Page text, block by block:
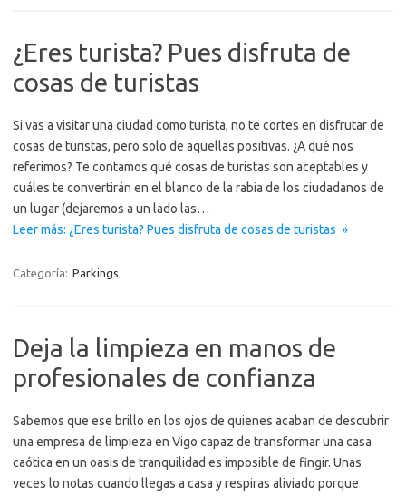
¿Eres turista? Pues disfruta de
cosas de turistas
Si vas a visitar una ciudad como turista, no te cortes en disfrutar de
cosas de turistas, pero solo de aquellas positivas. ¿A qué nos
referimos? Te contamos qué cosas de turistas son aceptables y
cuáles te convertirán en el blanco de la rabia de los ciudadanos de
un lugar (dejaremos a un lado las…
Leer más: ¿Eres turista? Pues disfruta de cosas de turistas »
Categoría: Parkings
Deja la limpieza en manos de
profesionales de confianza
Sabemos que ese brillo en los ojos de quienes acaban de descubrir
una empresa de limpieza en Vigo capaz de transformar una casa
caótica en un oasis de tranquilidad es imposible de fingir. Unas
veces lo notas cuando llegas a casa y respiras aliviado porque